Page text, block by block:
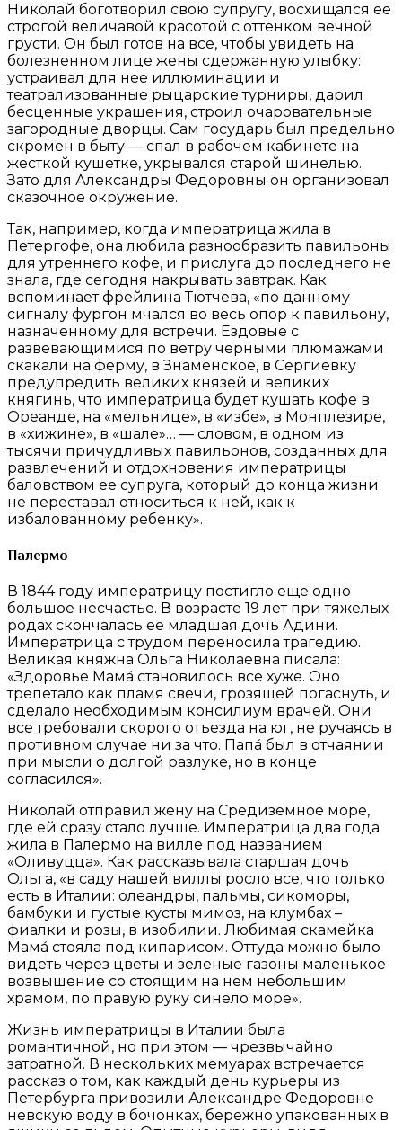
Николай боготворил свою супругу, восхищался ее
строгой величавой красотой с оттенком вечной
грусти. Он был готов на все, чтобы увидеть на
болезненном лице жены сдержанную улыбку:
устраивал для нее иллюминации и
театрализованные рыцарские турниры, дарил
бесценные украшения, строил очаровательные
загородные дворцы. Сам государь был предельно
скромен в быту — спал в рабочем кабинете на
жесткой кушетке, укрывался старой шинелью.
Зато для Александры Федоровны он организовал
сказочное окружение.
Так, например, когда императрица жила в
Петергофе, она любила разнообразить павильоны
для утреннего кофе, и прислуга до последнего не
знала, где сегодня накрывать завтрак. Как
вспоминает фрейлина Тютчева, «по данному
сигналу фургон мчался во весь опор к павильону,
назначенному для встречи. Ездовые с
развевающимися по ветру черными плюмажами
скакали на ферму, в Знаменское, в Сергиевку
предупредить великих князей и великих
княгинь, что императрица будет кушать кофе в
Ореанде, на «мельнице», в «избе», в Монплезире,
в «хижине», в «шале»… — словом, в одном из
тысячи причудливых павильонов, созданных для
развлечений и отдохновения императрицы
баловством ее супруга, который до конца жизни
не переставал относиться к ней, как к
избалованному ребенку».
Палермо
В 1844 году императрицу постигло еще одно
большое несчастье. В возрасте 19 лет при тяжелых
родах скончалась ее младшая дочь Адини.
Императрица с трудом переносила трагедию.
Великая княжна Ольга Николаевна писала:
«Здоровье Мама́ становилось все хуже. Оно
трепетало как пламя свечи, грозящей погаснуть, и
сделало необходимым консилиум врачей. Они
все требовали скорого отъезда на юг, не ручаясь в
противном случае ни за что. Папа́ был в отчаянии
при мысли о долгой разлуке, но в конце
согласился».
Николай отправил жену на Средиземное море,
где ей сразу стало лучше. Императрица два года
жила в Палермо на вилле под названием
«Оливуцца». Как рассказывала старшая дочь
Ольга, «в саду нашей виллы росло все, что только
есть в Италии: олеандры, пальмы, сикоморы,
бамбуки и густые кусты мимоз, на клумбах –
фиалки и розы, в изобилии. Любимая скамейка
Мама́ стояла под кипарисом. Оттуда можно было
видеть через цветы и зеленые газоны маленькое
возвышение со стоящим на нем небольшим
храмом, по правую руку синело море».
Жизнь императрицы в Италии была
романтичной, но при этом — чрезвычайно
затратной. В нескольких мемуарах встречается
рассказ о том, как каждый день курьеры из
Петербурга привозили Александре Федоровне
невскую воду в бочонках, бережно упакованных в